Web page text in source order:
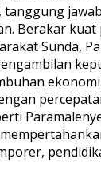
tanggung
Berakar kuat
Sunda,